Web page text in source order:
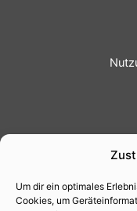
Um dir ein optimales
Cookies, um